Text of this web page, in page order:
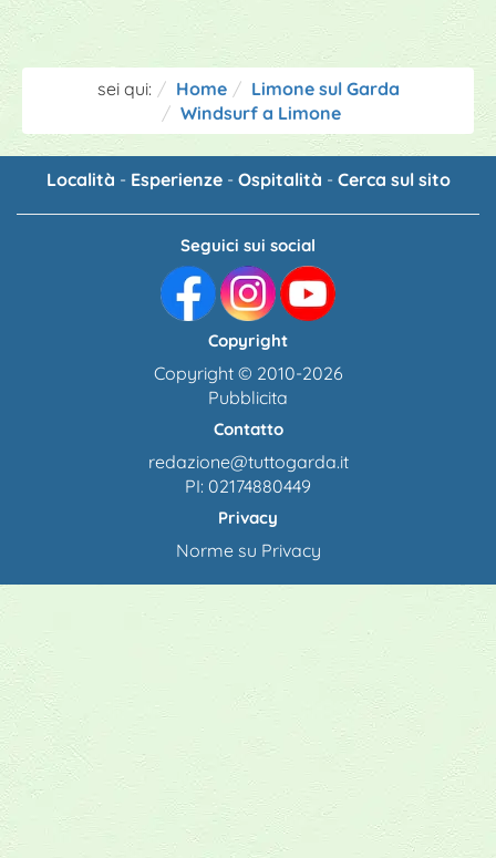
sei qui: Home
Limone sul Garda
Windsurf a Limone
Località - Esperienze- Ospitalità - Cerca sul sito
Seguici sui social
Copyright
Copyright © 2010-2026
Pubblicita
Contatto
redazione@tuttogarda.it
PI: 02174880449
Privacy
Norme su Privacy